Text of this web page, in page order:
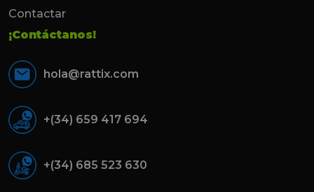
Contactar
¡Contáctanos!
hola@rattix.com
+(34) 659 417 694
+(34) 685 523 630